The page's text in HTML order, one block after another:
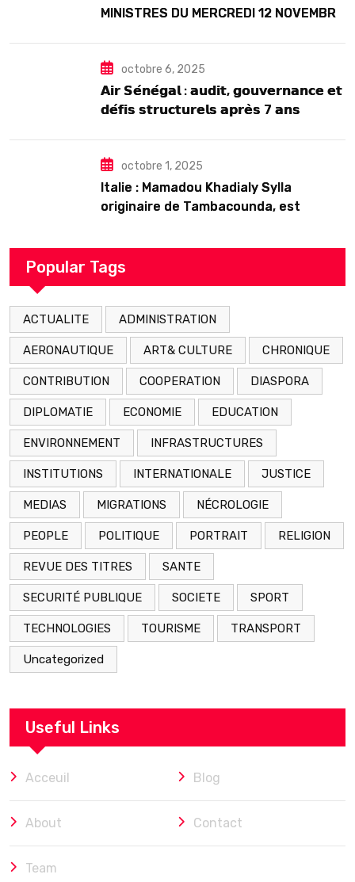
MINISTRES DU MERCREDI 12 NOVEMBRE
octobre 6, 2025
𝗔𝗶𝗿 𝗦𝗲́𝗻𝗲́𝗴𝗮𝗹 : 𝗮𝘂𝗱𝗶𝘁, 𝗴𝗼𝘂𝘃𝗲𝗿𝗻𝗮𝗻𝗰𝗲 𝗲𝘁
𝗱𝗲́𝗳𝗶𝘀 𝘀𝘁𝗿𝘂𝗰𝘁𝘂𝗿𝗲𝗹𝘀 𝗮𝗽𝗿𝗲̀𝘀 7 𝗮𝗻𝘀
octobre 1, 2025
Italie : Mamadou Khadialy Sylla
originaire de Tambacounda, est
arrestation
Popular Tags
ACTUALITE ADMINISTRATION
AERONAUTIQUE ART& CULTURE CHRONIQUE
CONTRIBUTION COOPERATION DIASPORA
DIPLOMATIE ECONOMIE EDUCATION
ENVIRONNEMENT INFRASTRUCTURES
INSTITUTIONS INTERNATIONALE JUSTICE
MEDIAS MIGRATIONS NÉCROLOGIE
PEOPLE POLITIQUE PORTRAIT RELIGION
REVUE DES TITRES SANTE
SECURITÉ PUBLIQUE SOCIETE SPORT
TECHNOLOGIES TOURISME TRANSPORT
Uncategorized
Useful Links
Acceuil Blog
About Contact
Team